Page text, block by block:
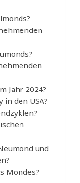
Jahr 2024?
in den USA?
und
Mondes?